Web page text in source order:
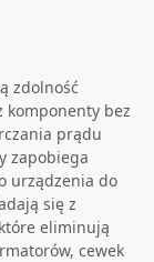
zdolność
komponenty bez
prądu
zapobiega
urządzenia do
się z
eliminują
cewek